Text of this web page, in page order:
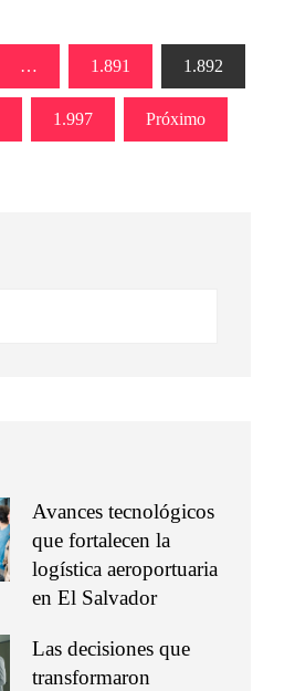
… 1.891 1.892
1.997 Próximo
Avances tecnológicos
que fortalecen la
logística aeroportuaria
en El Salvador
Las decisiones que
transformaron